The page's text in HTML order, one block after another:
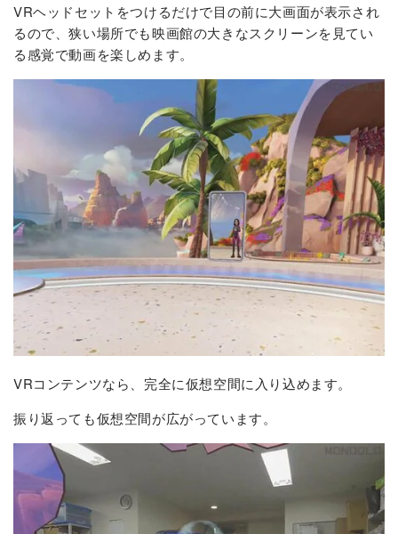
VRヘッドセットをつけるだけで目の前に大画面が表示され
るので、狭い場所でも映画館の大きなスクリーンを見てい
る感覚で動画を楽しめます。
VRコンテンツなら、完全に仮想空間に入り込めます。
振り返っても仮想空間が広がっています。